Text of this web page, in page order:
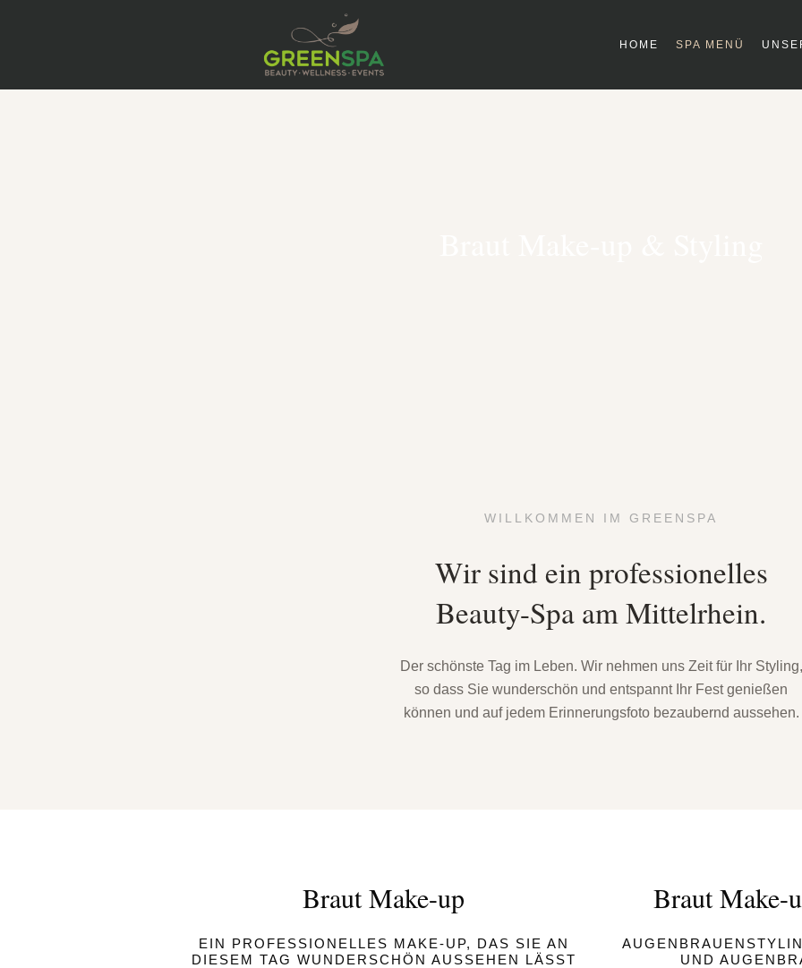
HOME SPA MENÜ
WILLKOMMEN IM GREENSPA
Wir sind ein professionelles
Beauty-Spa am Mittelrhein.
Der schönste Tag im Leben. Wir nehmen uns Zeit für Ihr Styling,
so dass Sie wunderschön und entspannt Ihr Fest genießen
können und auf jedem Erinnerungsfoto bezaubernd aussehen.
Braut Make-up
EIN PROFESSIONELLES MAKE-UP, DAS SIE AN
DIESEM TAG WUNDERSCHÖN AUSSEHEN LÄSST
Braut Make-
UND